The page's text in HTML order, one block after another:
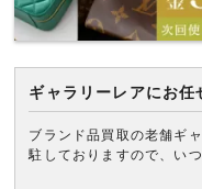
ギャラリーレアにお任
ブランド品買取の老舗ギ
駐しておりますので、い